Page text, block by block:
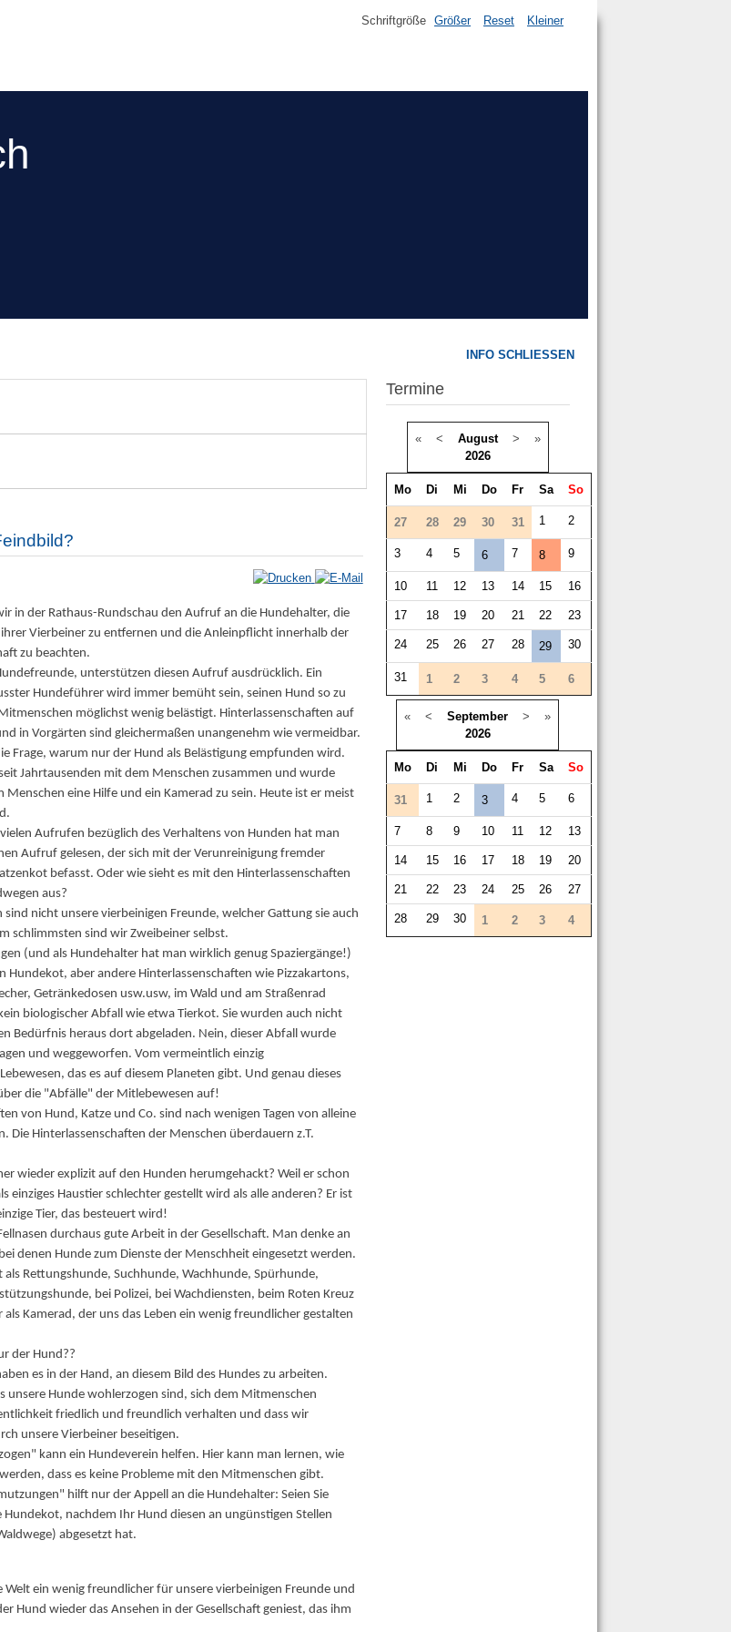
Schriftgröße Größer Reset Kleiner
in der Rathaus-Rundschau den Aufruf an die Hundehalter, die
Vierbeiner zu entfernen und die Anleinpflicht innerhalb der
zu beachten.
unterstützen diesen Aufruf ausdrücklich. Ein
Hundeführer wird immer bemüht sein, seinen Hund so zu
möglichst wenig belästigt. Hinterlassenschaften auf
in Vorgärten sind gleichermaßen unangenehm wie vermeidbar.
Frage, warum nur der Hund als Belästigung empfunden wird.
Jahrtausenden mit dem Menschen zusammen und wurde
eine Hilfe und ein Kamerad zu sein. Heute ist er meist
Aufrufen bezüglich des Verhaltens von Hunden hat man
Aufruf gelesen, der sich mit der Verunreinigung fremder
befasst. Oder wie sieht es mit den Hinterlassenschaften
aus?
sind nicht unsere vierbeinigen Freunde, welcher Gattung sie auch
schlimmsten sind wir Zweibeiner selbst.
(und als Hundehalter hat man wirklich genug Spaziergänge!)
Hundekot, aber andere Hinterlassenschaften wie Pizzakartons,
Getränkedosen usw.usw, im Wald und am Straßenrad
biologischer Abfall wie etwa Tierkot. Sie wurden auch nicht
Bedürfnis heraus dort abgeladen. Nein, dieser Abfall wurde
und weggeworfen. Vom vermeintlich einzig
das es auf diesem Planeten gibt. Und genau dieses
die "Abfälle" der Mitlebewesen auf!
von Hund, Katze und Co. sind nach wenigen Tagen von alleine
Die Hinterlassenschaften der Menschen überdauern z.T.
wieder explizit auf den Hunden herumgehackt? Weil er schon
einziges Haustier schlechter gestellt wird als alle anderen? Er ist
Tier, das besteuert wird!
durchaus gute Arbeit in der Gesellschaft. Man denke an
denen Hunde zum Dienste der Menschheit eingesetzt werden.
als Rettungshunde, Suchhunde, Wachhunde, Spürhunde,
bei Polizei, bei Wachdiensten, beim Roten Kreuz
Kamerad, der uns das Leben ein wenig freundlicher gestalten
der Hund??
es in der Hand, an diesem Bild des Hundes zu arbeiten.
unsere Hunde wohlerzogen sind, sich dem Mitmenschen
friedlich und freundlich verhalten und dass wir
unsere Vierbeiner beseitigen.
kann ein Hundeverein helfen. Hier kann man lernen, wie
dass es keine Probleme mit den Mitmenschen gibt.
hilft nur der Appell an die Hundehalter: Seien Sie
Hundekot, nachdem Ihr Hund diesen an ungünstigen Stellen
abgesetzt hat.
Welt ein wenig freundlicher für unsere vierbeinigen Freunde und
Hund wieder das Ansehen in der Gesellschaft geniest, das ihm
INFO SCHLIESSEN
Termine
« <
August
2026
> »
Mo Di Mi Do Fr Sa So
27 28 29 30 31 1 2
3 4 5 6 7 8 9
10 11 12 13 14 15 16
17 18 19 20 21 22 23
24 25 26 27 28 29 30
31 1 2 3 4 5 6
« <
September
2026
> »
Mo Di Mi Do Fr Sa So
31 1 2 3 4 5 6
7 8 9 10 11 12 13
14 15 16 17 18 19 20
21 22 23 24 25 26 27
28 29 30 1 2 3 4